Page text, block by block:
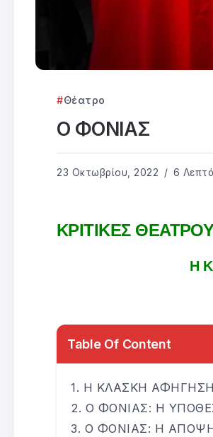
Θέατρο
Ο ΦΟΝΙΑΣ
23 Οκτωβρίου, 2022 6
ΚΡΙΤΙΚΕΣ
Η
Table Of Content
Η ΚΛΑΣΚΗ ΑΦΗΓΗΣΗ
Ο ΦΟΝΙΑΣ: Η
Ο ΦΟΝΙΑΣ: Η